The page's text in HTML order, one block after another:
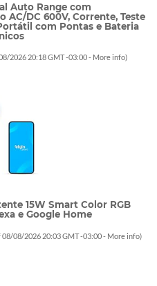
Auto Range com
AC/DC 600V, Corrente, Teste
com Pontas e Bateria
2026 20:18 GMT -03:00 - More info)
15W Smart Color RGB
e Google Home
08/08/2026 20:03 GMT -03:00 - More info)